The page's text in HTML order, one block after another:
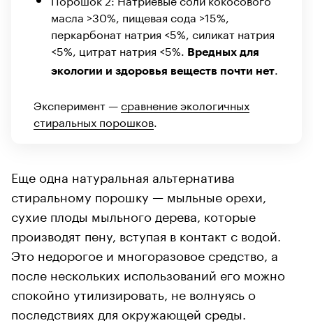
масла >30%, пищевая сода >15%,
перкарбонат натрия <5%, силикат натрия
<5%, цитрат натрия <5%.
Вредных для
экологии и здоровья веществ почти нет
Эксперимент —сравнение экологичных
стиральных порошков
Еще одна натуральная альтернатива
стиральному порошку — мыльные орехи,
сухие плоды мыльного дерева, которые
производят пену, вступая в контакт с водой.
Это недорогое и многоразовое средство, а
после нескольких использований его можно
спокойно утилизировать, не волнуясь о
последствиях для окружающей среды.